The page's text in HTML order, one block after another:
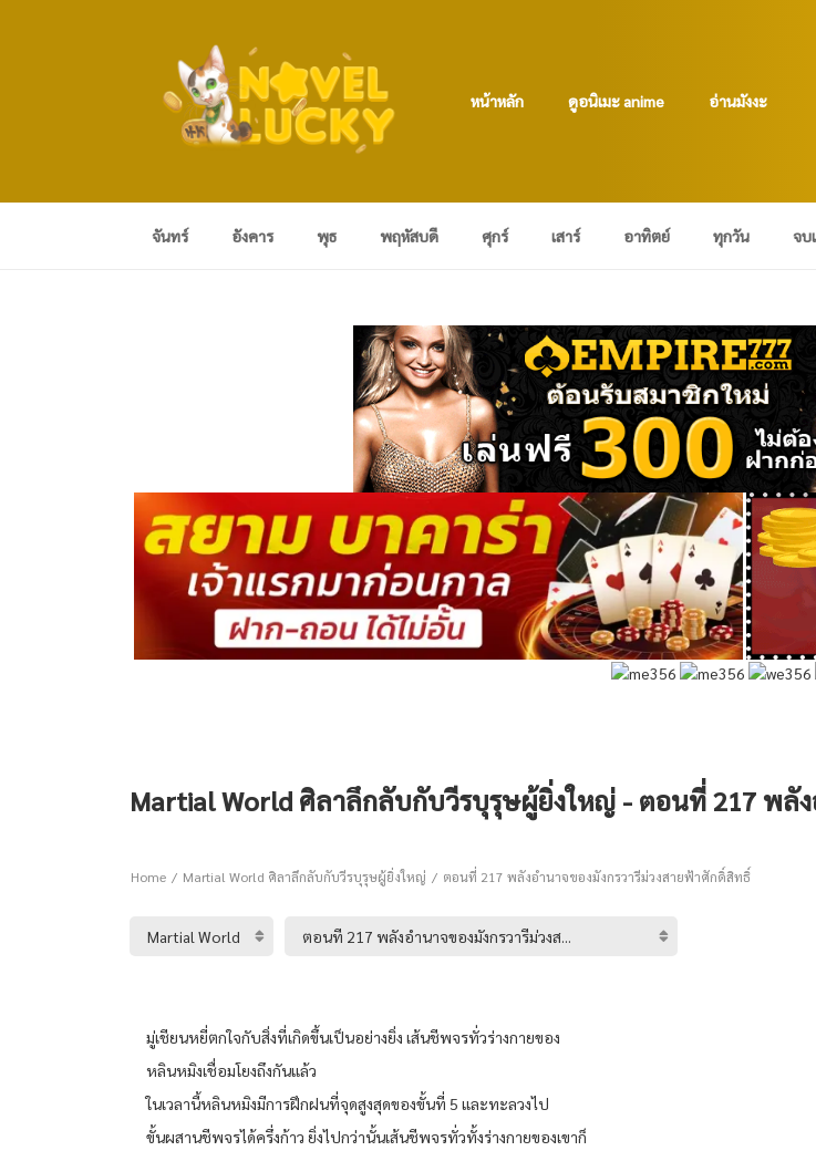
หน้าหลัก ดูอนิเมะ anime อ่านมังงะ
จันทร์ อังคาร พุธ พฤหัสบดี ศุกร์ เสาร์ อาทิตย์ ทุกวัน จบ
Martial World ศิลาลึกลับกับวีรบุรุษผู้ยิ่งใหญ่ - ตอนที่ 217 พลั
Home Martial World ศิลาลึกลับกับวีรบุรุษผู้ยิ่งใหญ่ ตอนที่ 217 พลังอำนาจของมังกรวารีม่วงสายฟ้าศักดิ์สิทธิ์
มู่เชียนหยี่ตกใจกับสิ่งที่เกิดขึ้นเป็นอย่างยิ่ง เส้นชีพจรทั่วร่างกายของ
หลินหมิงเชื่อมโยงถึงกันแล้ว
ในเวลานี้หลินหมิงมีการฝึกฝนที่จุดสูงสุดของขั้นที่ 5 และทะลวงไป
ขั้นผสานชีพจรได้ครึ่งก้าว ยิ่งไปกว่านั้นเส้นชีพจรทั่วทั้งร่างกายของเขาก็